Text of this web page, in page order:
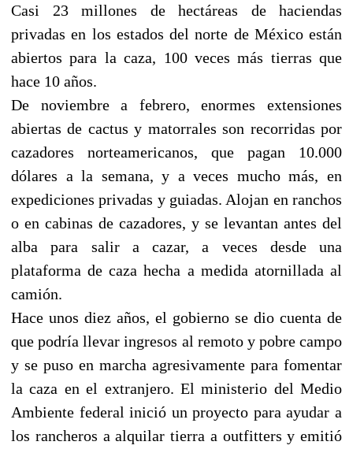
Casi 23 millones de hectáreas de haciendas
privadas en los estados del norte de México están
abiertos para la caza, 100 veces más tierras que
hace 10 años.
De noviembre a febrero, enormes extensiones
abiertas de cactus y matorrales son recorridas por
cazadores norteamericanos, que pagan 10.000
dólares a la semana, y a veces mucho más, en
expediciones privadas y guiadas. Alojan en ranchos
o en cabinas de cazadores, y se levantan antes del
alba para salir a cazar, a veces desde una
plataforma de caza hecha a medida atornillada al
camión.
Hace unos diez años, el gobierno se dio cuenta de
que podría llevar ingresos al remoto y pobre campo
y se puso en marcha agresivamente para fomentar
la caza en el extranjero. El ministerio del Medio
Ambiente federal inició un proyecto para ayudar a
los rancheros a alquilar tierra a outfitters y emitió